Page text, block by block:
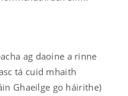
ag daoine a rinne
tá cuid mhaith
Ghaeilge go háirithe)